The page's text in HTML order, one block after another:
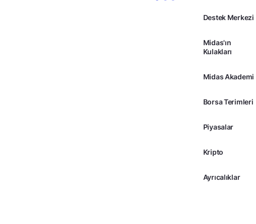
Destek Merkezi
Midas'ın
Kulakları
Midas Akademi
Borsa Terimleri
Piyasalar
Kripto
Ayrıcalıklar